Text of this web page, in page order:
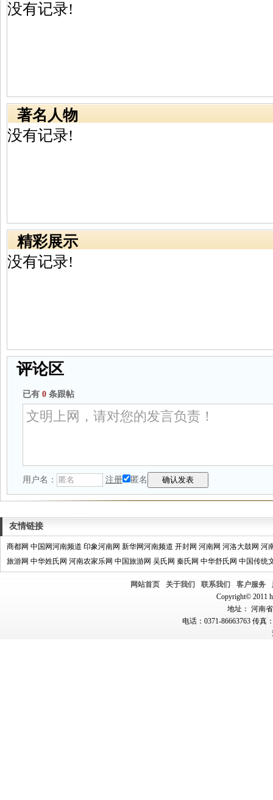
没有记录!
著名人物
没有记录!
精彩展示
没有记录!
评论区
已有 0 条跟帖
用户名： 注册 匿名
友情链接
商都网 中国网河南频道 印象河南网 新华网河南频道 开封网 河南网 河洛大鼓网 河
旅游网 中华姓氏网 河南农家乐网 中国旅游网 吴氏网 秦氏网 中华舒氏网 中国传统
网站首页 关于我们 联系我们 客户服务
Copyright© 2011
地址： 河南
电话：0371-86663763 传真